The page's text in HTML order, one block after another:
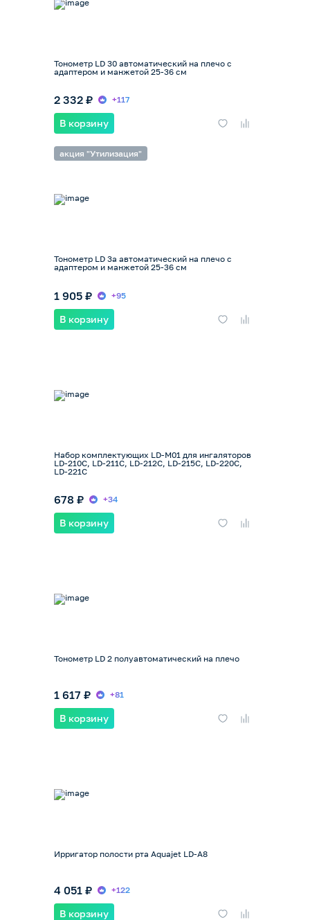
Тонометр LD 30 автоматический на плечо с
адаптером и манжетой 25-36 см
2 332 ₽ +117
В корзину
акция "Утилизация"
Тонометр LD 3а автоматический на плечо с
адаптером и манжетой 25-36 см
1 905 ₽ +95
В корзину
Набор комплектующих LD-M01 для ингаляторов
LD-210C, LD-211C, LD-212C, LD-215C, LD-220C,
LD-221C
678 ₽ +34
В корзину
Тонометр LD 2 полуавтоматический на плечо
1 617 ₽ +81
В корзину
Ирригатор полости рта Aquajet LD-A8
4 051 ₽ +122
В корзину